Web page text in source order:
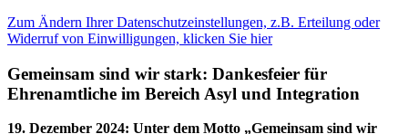
Zum Ändern Ihrer Datenschutzeinstellungen, z.B. Erteilung oder
Widerruf von Einwilligungen, klicken Sie hier
Gemeinsam sind wir stark: Dankesfeier für
Ehrenamtliche im Bereich Asyl und Integration
19. Dezember 2024: Unter dem Motto „Gemeinsam sind wir